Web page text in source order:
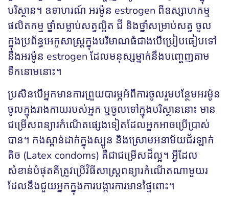
បរិស្ថាន។ ឧទាហរណ៍ អរម៉ូន estrogen ពីឧស្សាហកម្ម
ផលិតកម្ម ថ្នាំសម្លាប់សត្វល្អិត ជី និងថ្នាំសម្រាប់សត្វ ចូល
ក្នុងប្រព័ន្ធអេកូសាស្រ្តក្នុងបរិមាណធំជាងបើប្រៀបធៀបទៅ
នឹងអរម៉ូន estrogen ដែលមនុស្សម្នាក់នឹងបញ្ចេញតាម
ទឹកនោមនោះ។
ប្រសិនបើអ្នកមានការព្រួយបារម្ភអំពីការចូលរួមបន្ថែមអរម៉ូន
ចូលក្នុងរាងកាយរបស់អ្នក ឬចូលទៅក្នុងបរិស្ថាននោះ មាន
ជម្រើសពន្យារកំណើតផ្សេងទៀតដែលអ្នកអាចប្រើប្រាស់
បាន។ កងស្ពាន់ដាក់ក្នុងស្បូន និងស្រោមអនាម័យជ័រឡាក់
តិច (Latex condoms) គឺជាជម្រើសដ៏ល្អ។ អ្វីដែល
សំខាន់បំផុតគឺត្រូវប្រើវិធីសាស្ត្រពន្យារកំណើតណាមួយរ
ដែលនឹងជួយអ្នកក្នុងការបង្ការការមានផ្ទៃពោះ។